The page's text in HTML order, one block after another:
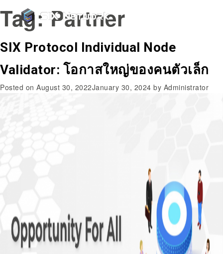
Tag:Partner
SIX Protocol Individual Node
Validator: โอกาสใหญ่ของคนตัวเล็ก
Posted on August 30, 2022January 30, 2024 by Administrator